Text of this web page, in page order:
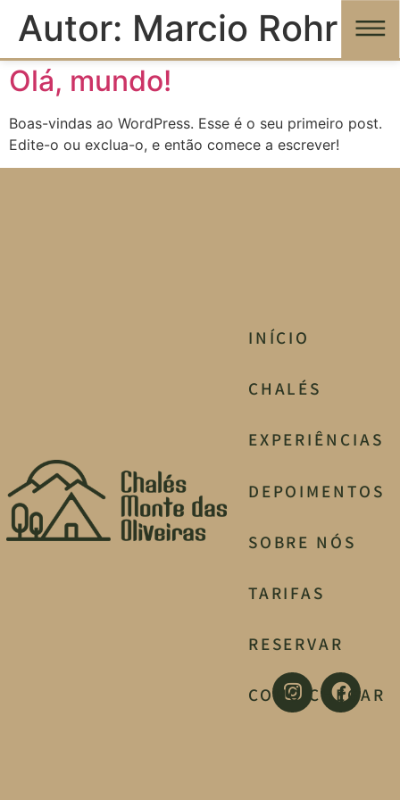
Autor: Marcio Rohr
Olá, mundo!
Boas-vindas ao WordPress. Esse é o seu primeiro post.
Edite-o ou exclua-o, e então comece a escrever!
INÍCIO
CHALÉS
EXPERIÊNCIAS
DEPOIMENTOS
SOBRE NÓS
TARIFAS
RESERVAR
COMO CHEGAR